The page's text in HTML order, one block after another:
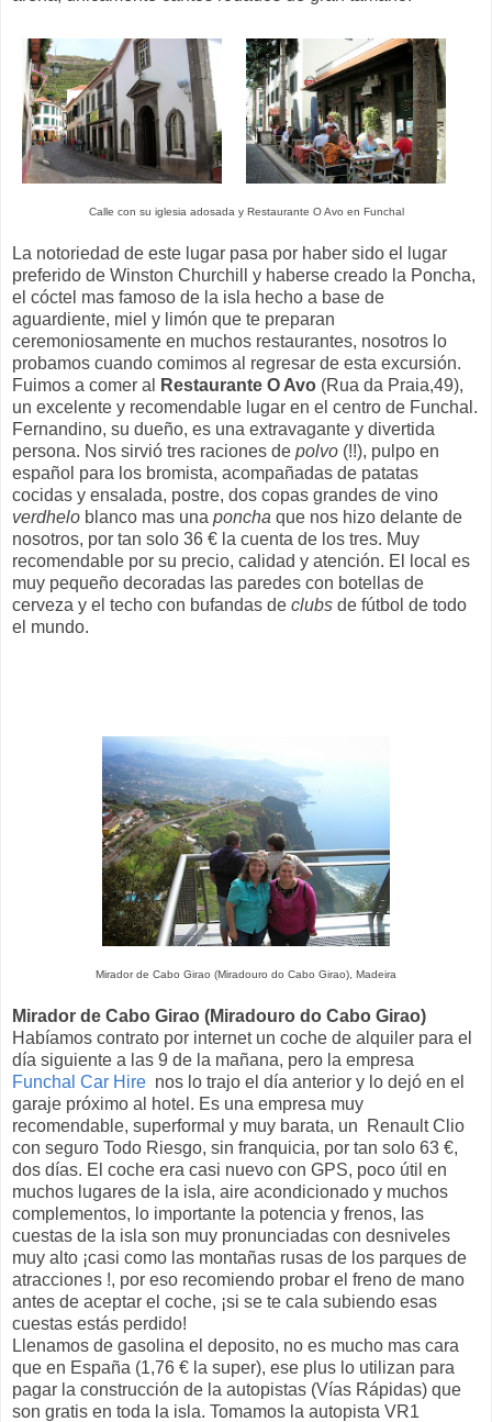
Calle con su iglesia adosada y Restaurante O Avo en Funchal
La notoriedad de este lugar pasa por haber sido el lugar
preferido de Winston Churchill y haberse creado la Poncha,
el cóctel mas famoso de la isla hecho a base de
aguardiente, miel y limón que te preparan
ceremoniosamente en muchos restaurantes, nosotros lo
probamos cuando comimos al regresar de esta excursión.
Fuimos a comer al
Restaurante O Avo (Rua da Praia,49),
un excelente y recomendable lugar en el centro de Funchal.
Fernandino, su dueño, es una extravagante y divertida
persona. Nos sirvió tres raciones de polvo (!!), pulpo en
español para los bromista, acompañadas de patatas
cocidas y ensalada, postre, dos copas grandes de vino
verdhelo blanco mas una poncha que nos hizo delante de
nosotros, por tan solo 36 € la cuenta de los tres. Muy
recomendable por su precio, calidad y atención. El local es
muy pequeño decoradas las paredes con botellas de
cerveza y el techo con bufandas de clubs de fútbol de todo
el mundo.
Mirador de Cabo Girao (Miradouro do Cabo Girao), Madeira
Mirador de Cabo Girao (Miradouro do Cabo Girao)
Habíamos contrato por internet un coche de alquiler para el
día siguiente a las 9 de la mañana, pero la empresa
Funchal Car Hire nos lo trajo el día anterior y lo dejó en el
garaje próximo al hotel. Es una empresa muy
recomendable, superformal y muy barata, un Renault Clio
con seguro Todo Riesgo, sin franquicia, por tan solo 63 €,
dos días. El coche era casi nuevo con GPS, poco útil en
muchos lugares de la isla, aire acondicionado y muchos
complementos, lo importante la potencia y frenos, las
cuestas de la isla son muy pronunciadas con desniveles
muy alto ¡casi como las montañas rusas de los parques de
atracciones !, por eso recomiendo probar el freno de mano
antes de aceptar el coche, ¡si se te cala subiendo esas
cuestas estás perdido!
Llenamos de gasolina el deposito, no es mucho mas cara
que en España (1,76 € la super), ese plus lo utilizan para
pagar la construcción de la autopistas (Vías Rápidas) que
son gratis en toda la isla. Tomamos la autopista VR1